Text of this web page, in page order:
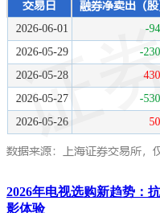
2026年电视选购新趋势：
影体验